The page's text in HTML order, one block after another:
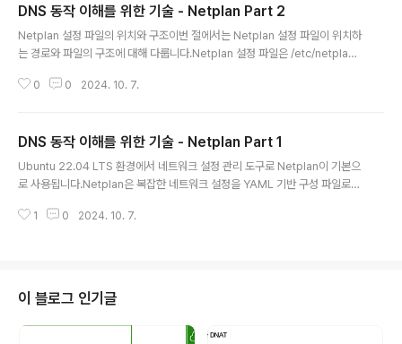
DNS 동작 이해를 위한 기술 - Netplan Part 2
Netplan 설정 파일의 위치와 구조이번 절에서는 Netplan 설정 파일이 위치하
는 경로와 파일의 구조에 대해 다룹니다.Netplan 설정 파일은 /etc/netplan/
디렉토리에 하나 이상의 설정 파일이 기본으로 생성되어 있으며,대표적으로 01
서대로 처리되므로, 숫자를 앞에 붙여 우선순위를 조절할 수 있습니다. Netpla
n 파일은 YAML 형식으로 작성되며, 들여쓰기와 문법이 중요합니다.들여쓰기
는 반드시 스페이스로 하고, 탭 문자는 사용..
0 0 2024. 10. 7.
DNS 동작 이해를 위한 기술 - Netplan Part 1
Ubuntu 22.04 LTS 환경에서 네트워크 설정 관리 도구로 Netplan이 기본으
로 사용됩니다.Netplan은 복잡한 네트워크 설정을 YAML 기반 구성 파일로
할 수 있도록 해줍니다.이 글에서는 초급 IT 엔지니어분들을 위해 Netplan의
드” 역할의 유틸리티라 할 수 있습니다.즉, 복잡한 네트워크 설정을 하나의 YA
ML 파일로 작성하면, Netplan이 실제 네트워크 구성에 적..
1 0 2024. 10. 7.
이 블로그 인기글